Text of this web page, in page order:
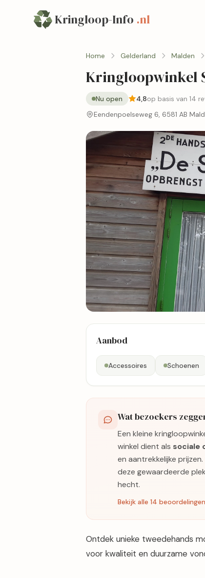
Kringloop-Info .nl
Home Gelderland Malden
Kringloopwinkel
Nu open 4,8op basis van 14
Eendenpoelseweg 6, 6581 AB
Bekijk kaart
Aanbod
Accessoires Schoenen
Wat bezoekers
Een kleine
winkel dient als sociale
en aantrekkelijke
deze gewaardeerde
hecht.
Bekijk alle 14 beoordelingen
Ontdek unieke tweedehands
voor kwaliteit en duurzame